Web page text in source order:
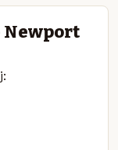
Newport